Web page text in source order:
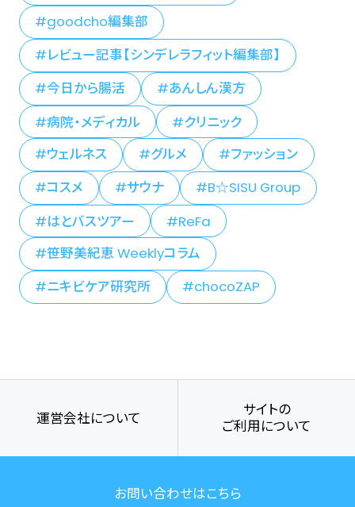
goodcho編集部
レビュー記事【シンデレラフィット編集部】
今日から腸活
あんしん漢方
病院・メディカル
クリニック
ウェルネス
グルメ
ファッション
コスメ
サウナ
B☆SISU Group
はとバスツアー
ReFa
笹野美紀恵 Weeklyコラム
ニキビケア研究所
chocoZAP
運営会社について
サイトの
ご利用について
お問い合わせはこちら